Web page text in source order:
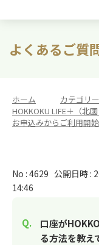
よくあるご質
ホーム カテゴリ
HOKKOKU LIFE＋（北國
お申込みからご利用開
No : 4629 公開日時 :
14:46
口座が
る方法を教え